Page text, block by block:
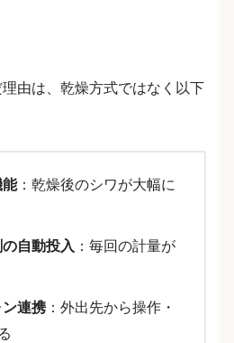
由は、乾燥方式ではなく以下
能：乾燥後のシワが大幅に
自動投入 ：毎回の計量が
連携 ：外出先から操作・